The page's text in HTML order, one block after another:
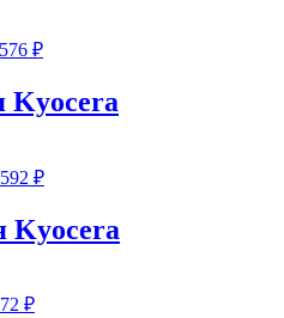
₽
Kyocera
₽
Kyocera
₽